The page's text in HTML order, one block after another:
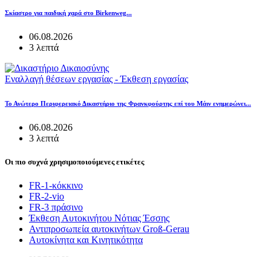
Σκίαστρο για παιδική χαρά στο Birkenweg...
06.08.2026
3 λεπτά
Εναλλαγή θέσεων εργασίας - Έκθεση εργασίας
Το Ανώτερο Περιφερειακό Δικαστήριο της Φρανκφούρτης επί του Μάιν ενημερώνει...
06.08.2026
3 λεπτά
Οι πιο συχνά χρησιμοποιούμενες ετικέτες
FR-1-κόκκινο
FR-2-vio
FR-3 πράσινο
Έκθεση Αυτοκινήτου Νότιας Έσσης
Αντιπροσωπεία αυτοκινήτων Groß-Gerau
Αυτοκίνητα και Κινητικότητα